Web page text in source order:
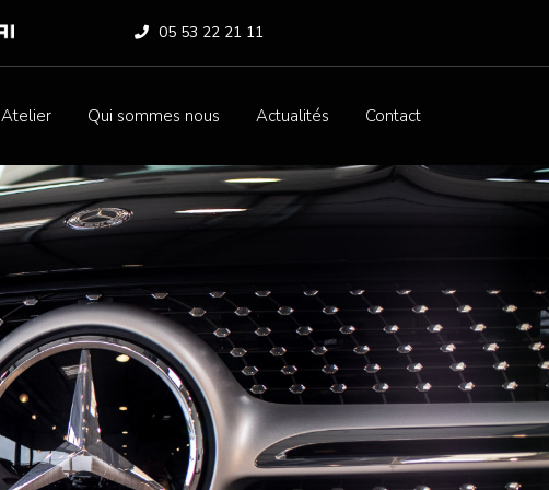
05 53 22 21 11
Atelier Qui sommes nous Actualités Contact